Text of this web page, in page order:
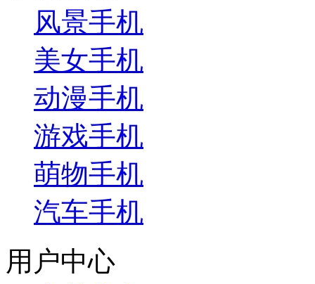
风景手机
美女手机
动漫手机
游戏手机
萌物手机
汽车手机
用户中心